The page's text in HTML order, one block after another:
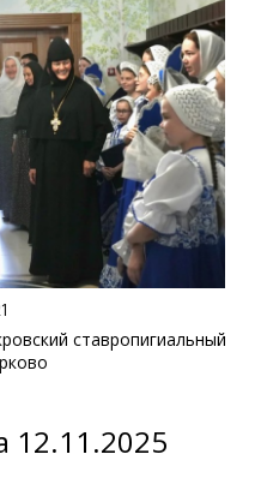
ставропигиальный
12.11.2025